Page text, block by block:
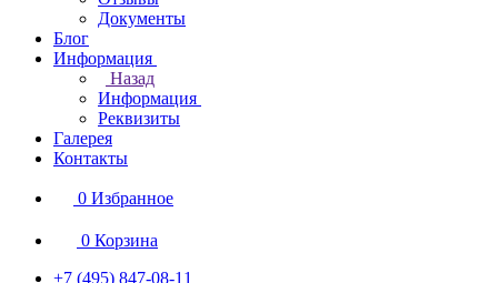
Документы
Блог
Информация
Назад
Информация
Реквизиты
Галерея
Контакты
0 Избранное
0 Корзина
+7 (495) 847-08-11